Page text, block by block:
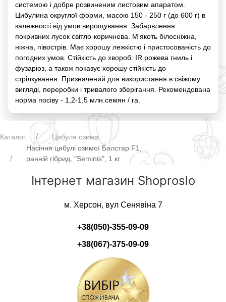
системою і добре розвиненим листовим апаратом.
Цибулина округлої форми, масою 150 - 250 г (до 600 г) в
залежності від умов вирощування. Забарвлення
покривних лусок світло-коричнева. М'якоть білосніжна,
ніжна, півострів. Має хорошу лежкістю і пристосованість до
погодних умов. Стійкість до хвороб: IR рожева гниль і
фузаріоз, а також показує хорошу стійкість до
стрілкування. Призначений для використання в свіжому
вигляді, переробки і тривалого зберігання. Рекомендована
норма посіву - 1,2-1,5 млн.семян / га.
Каталог
Цибуля озима
Насіння цибулі озимої Балстар F1,
ранній гібрид, "Seminis", 1 кг
Інтернет магазин Shoproslo
м. Херсон, вул Сенявіна 7
+38(050)-355-09-09
+38(067)-375-09-09